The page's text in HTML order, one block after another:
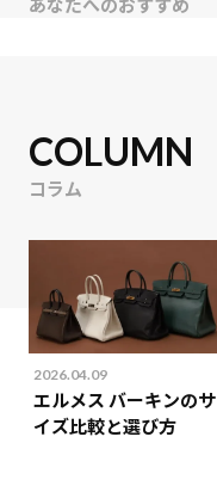
COLUMN
コラム
2026.04.09
エルメス バーキンのサ
イズ比較と選び方